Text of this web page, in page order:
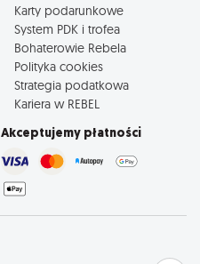
Karty podarunkowe
System PDK i trofea
Bohaterowie Rebela
Polityka cookies
Strategia podatkowa
Kariera w REBEL
Akceptujemy płatności